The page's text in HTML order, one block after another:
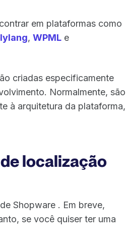
em plataformas como
, WPML e
criadas especificamente
Normalmente, são
à arquitetura da plataforma,
localização
Shopware . Em breve,
se você quiser ter uma